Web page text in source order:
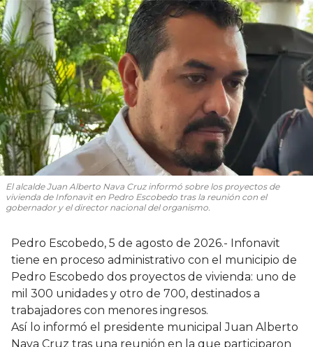
El alcalde Juan Alberto Nava Cruz informó sobre los proyectos de
vivienda de Infonavit en Pedro Escobedo tras la reunión con el
gobernador y el director nacional del organismo.
Pedro Escobedo, 5 de agosto de 2026.- Infonavit
tiene en proceso administrativo con el municipio de
Pedro Escobedo dos proyectos de vivienda: uno de
mil 300 unidades y otro de 700, destinados a
trabajadores con menores ingresos.
Así lo informó el presidente municipal Juan Alberto
Nava Cruz tras una reunión en la que participaron